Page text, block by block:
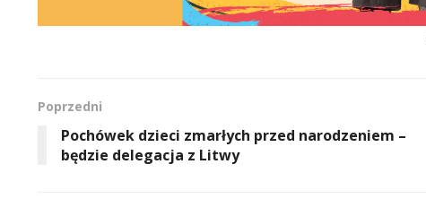
Poprzedni
Pochówek dzieci zmarłych przed narodzeniem –
będzie delegacja z Litwy